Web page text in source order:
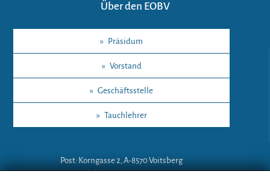
Über den EOBV
» Präsidum
» Vorstand
» Geschäftsstelle
» Tauchlehrer
Post: Korngasse 2, A-8570 Voitsberg
Mobil: +43 (0)664 18 67 394